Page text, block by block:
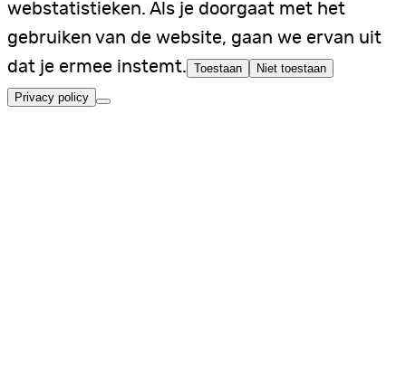
webstatistieken. Als je doorgaat met het
gebruiken van de website, gaan we ervan uit
dat je ermee instemt. Toestaan Niet toestaan
Privacy policy